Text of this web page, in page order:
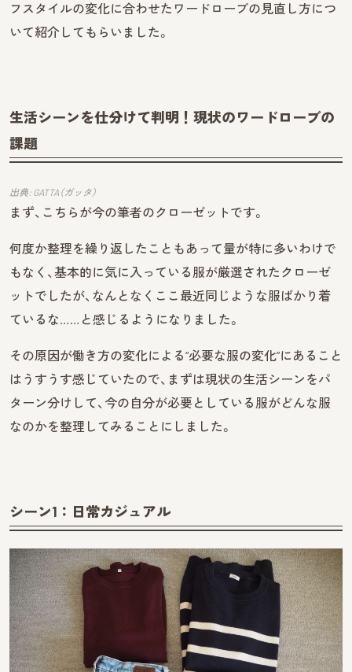
フスタイルの変化に合わせたワードローブの見直し方につ
いて紹介してもらいました。
生活シーンを仕分けて判明！現状のワードローブの
課題
出典: GATTA（ガッタ）
まず、こちらが今の筆者のクローゼットです。
何度か整理を繰り返したこともあって量が特に多いわけで
もなく、基本的に気に入っている服が厳選されたクローゼ
ットでしたが、なんとなくここ最近同じような服ばかり着
ているな……と感じるようになりました。
その原因が働き方の変化による“必要な服の変化”にあること
はうすうす感じていたので、まずは現状の生活シーンをパ
ターン分けして、今の自分が必要としている服がどんな服
なのかを整理してみることにしました。
シーン1：日常カジュアル